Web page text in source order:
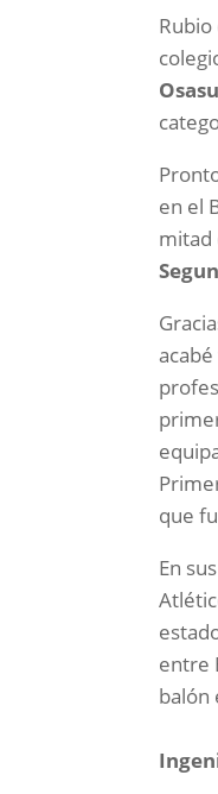
en el
mitad
que
En
entre
balón